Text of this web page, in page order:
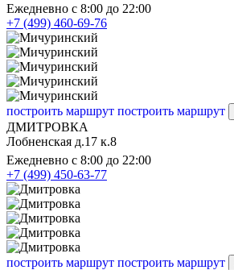
Ежедневно с 8:00 до 22:00
+7 (499) 460-69-76
построить маршрут построить маршрут
ДМИТРОВКА
Лобненская д.17 к.8
Ежедневно с 8:00 до 22:00
+7 (499) 450-63-77
построить маршрут построить маршрут